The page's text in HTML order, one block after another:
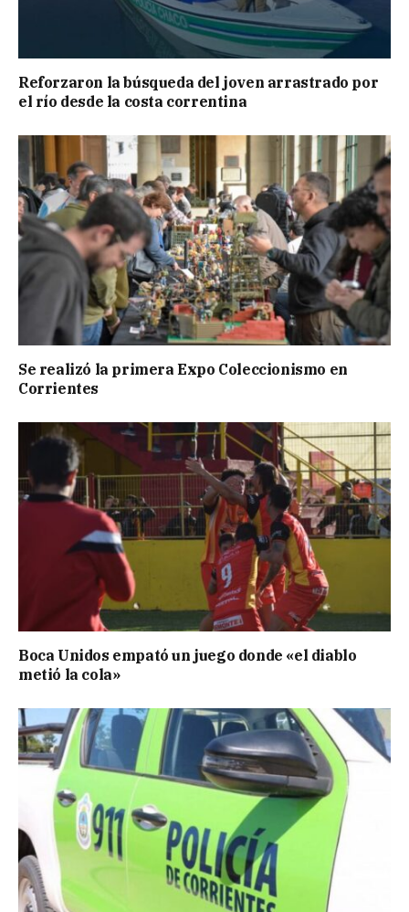
Reforzaron la búsqueda del joven arrastrado por
el río desde la costa correntina
Se realizó la primera Expo Coleccionismo en
Corrientes
Boca Unidos empató un juego donde «el diablo
metió la cola»